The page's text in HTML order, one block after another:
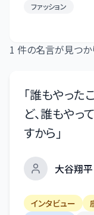
ファッション
1 件の名言が見つか
「誰もやった
ど、誰もやっ
すから 」
大谷翔平
インタビュー